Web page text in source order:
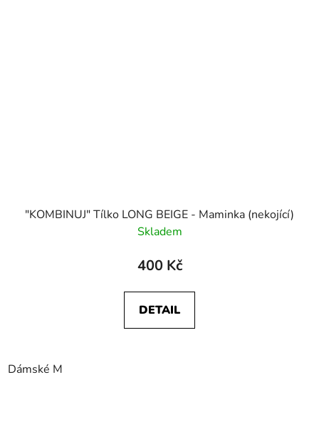
"KOMBINUJ" Tílko LONG BEIGE - Maminka (nekojící)
Skladem
400 Kč
DETAIL
Dámské M